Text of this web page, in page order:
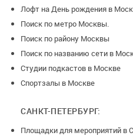
Лофт на День рождения в
Поиск по метро Москвы.
Поиск по району Москвы
Поиск по названию сети в
Студии подкастов в Москве
Спортзалы в Москве
САНКТ-ПЕТЕРБУРГ:
Площадки для мероприятий в